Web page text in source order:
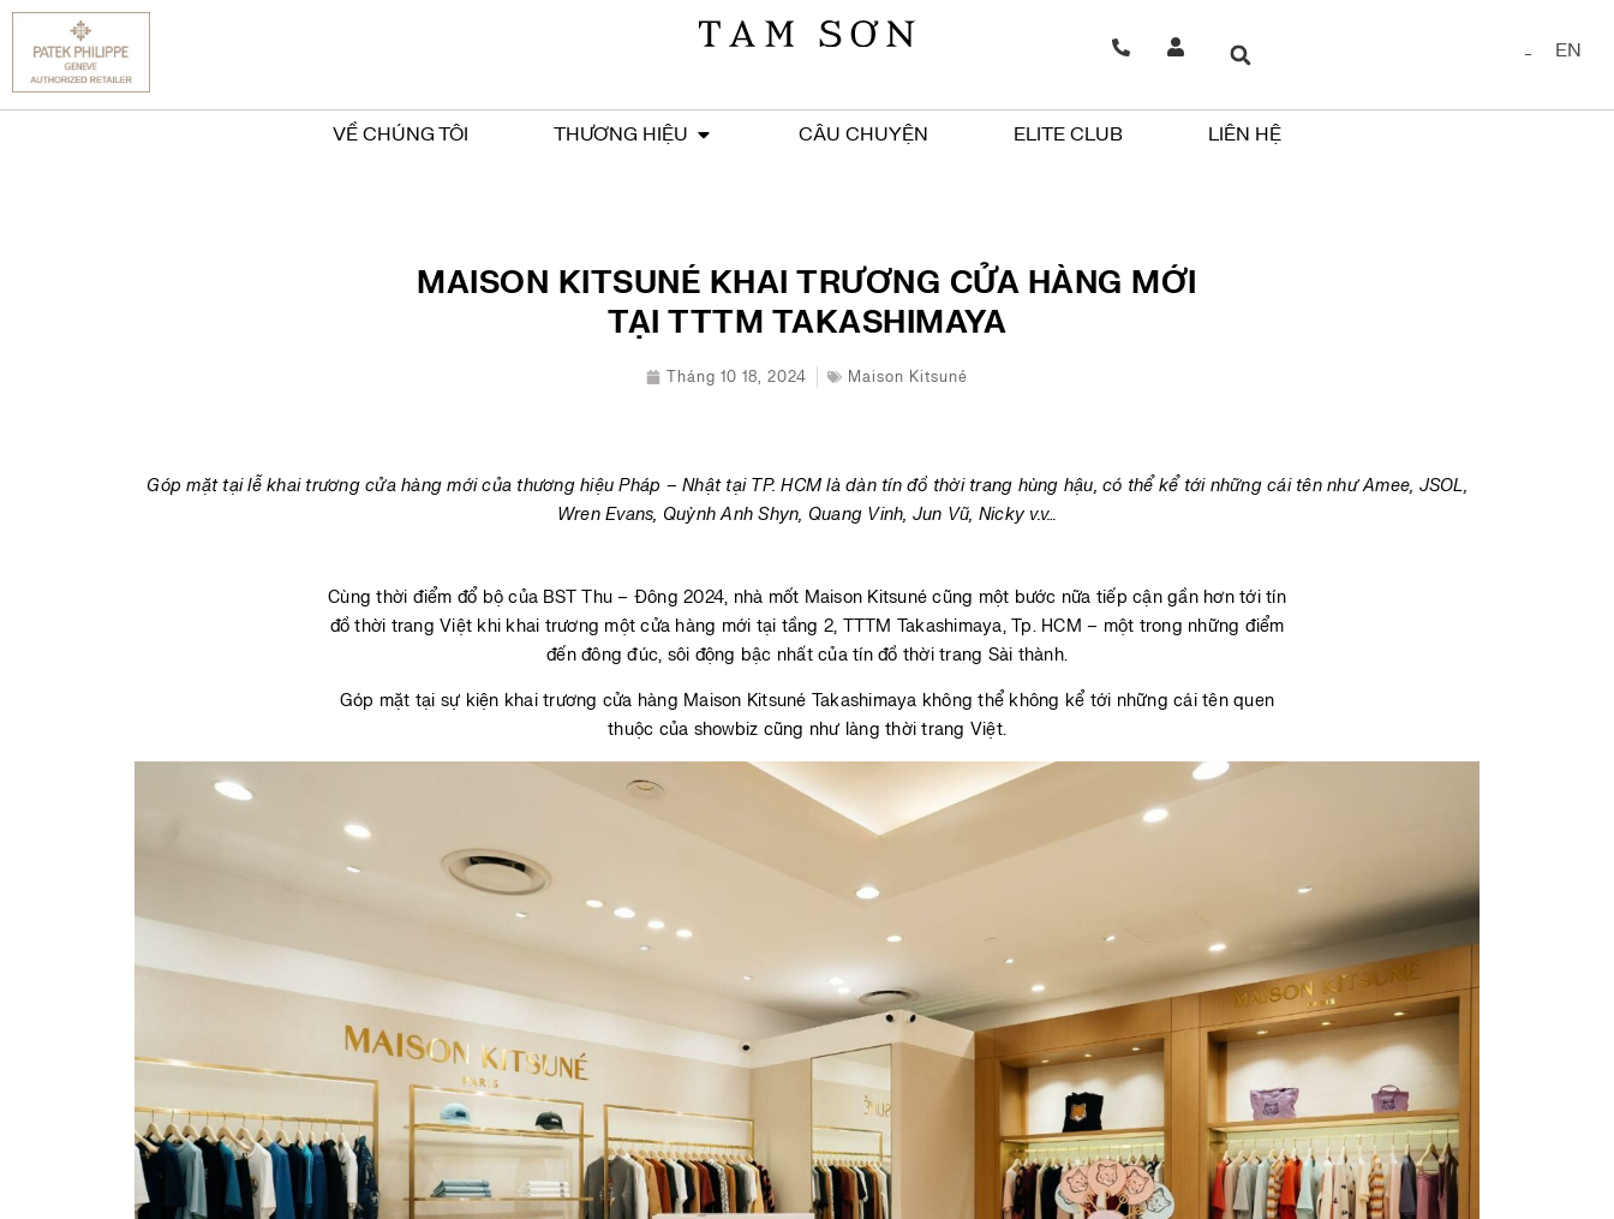
EN
VỀ CHÚNG TÔI THƯƠNG HIỆU CÂU CHUYỆN ELITE CLUB LIÊN HỆ
MAISON KITSUNÉ KHAI TRƯƠNG CỬA HÀNG MỚI
TẠI TTTM TAKASHIMAYA
Tháng 10 18, 2024 Maison Kitsuné
Góp mặt tại lễ khai trương cửa hàng mới của thương hiệu Pháp – Nhật tại TP. HCM là dàn tín đồ thời trang hùng hậu, có thể kể tới những cái tên như Amee, JSOL,
Wren Evans, Quỳnh Anh Shyn, Quang Vinh, Jun Vũ, Nicky v.v…
Cùng thời điểm đổ bộ của BST Thu – Đông 2024, nhà mốt Maison Kitsuné cũng một bước nữa tiếp cận gần hơn tới tín
đồ thời trang Việt khi khai trương một cửa hàng mới tại tầng 2, TTTM Takashimaya, Tp. HCM – một trong những điểm
đến đông đúc, sôi động bậc nhất của tín đồ thời trang Sài thành.
Góp mặt tại sự kiện khai trương cửa hàng Maison Kitsuné Takashimaya không thể không kể tới những cái tên quen
thuộc của showbiz cũng như làng thời trang Việt.